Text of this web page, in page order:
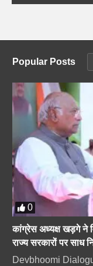
Popular Posts
0
कांग्रेस अध्यक्ष खड़गे ने
राज्य सरकारों पर साध
Devbhoomi